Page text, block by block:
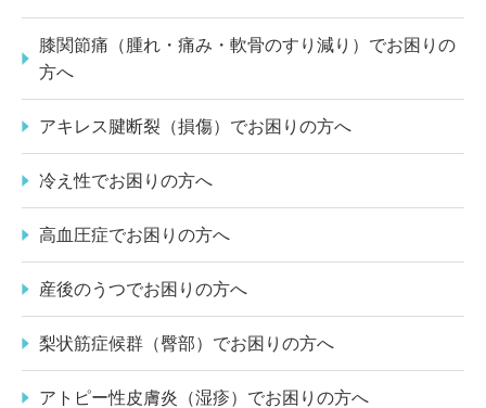
膝関節痛（腫れ・痛み・軟骨のすり減り）でお困りの
方へ
アキレス腱断裂（損傷）でお困りの方へ
冷え性でお困りの方へ
高血圧症でお困りの方へ
産後のうつでお困りの方へ
梨状筋症候群（臀部）でお困りの方へ
アトピー性皮膚炎（湿疹）でお困りの方へ